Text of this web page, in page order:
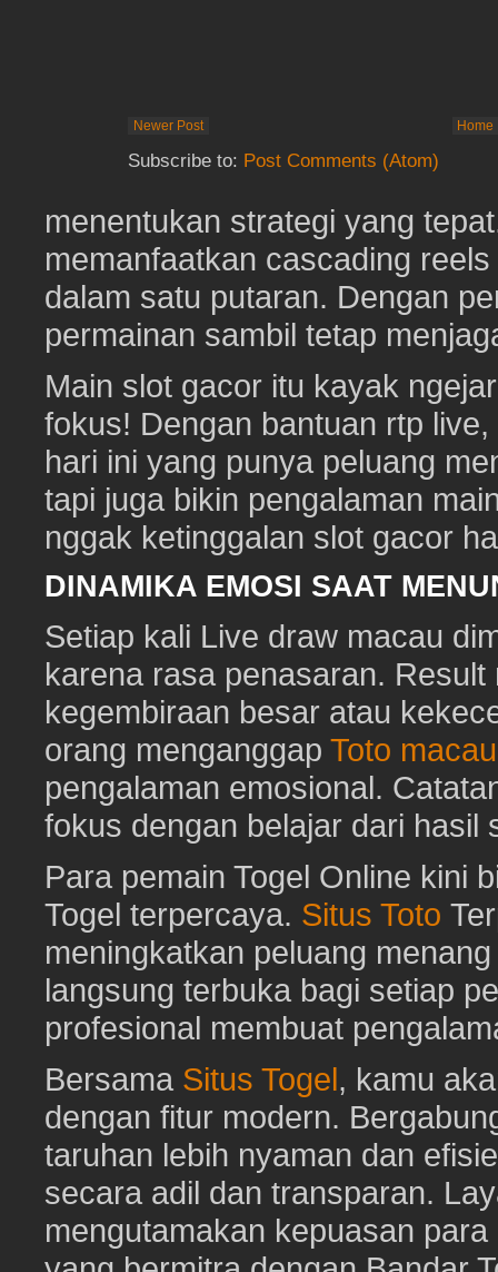
Newer Post Home
Subscribe to: Post Comments (Atom)
menentukan strategi yang
memanfaatkan cascading
dalam satu putaran. Dengan
permainan sambil tetap
Main slot gacor itu kayak
fokus! Dengan bantuan rtp
hari ini yang punya peluang
tapi juga bikin pengalaman
nggak ketinggalan slot gacor
DINAMIKA EMOSI SAAT
Setiap kali Live draw macau
karena rasa penasaran.
kegembiraan besar atau
orang menganggap Toto macau
pengalaman emosional.
fokus dengan belajar dari hasil
Para pemain Togel Online kini
Togel terpercaya. Situs Toto
meningkatkan peluang
langsung terbuka bagi setiap
profesional membuat
Bersama Situs Togel, kamu
dengan fitur modern.
taruhan lebih nyaman dan
secara adil dan transparan.
mengutamakan kepuasan